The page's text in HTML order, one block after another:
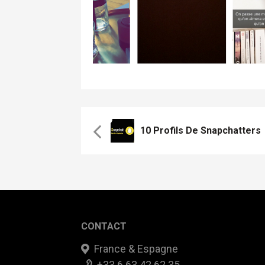
10 Profils De Snapchatters
CONTACT
France & Espagne